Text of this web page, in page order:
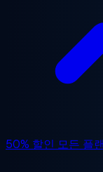
50% 할인 모든 플